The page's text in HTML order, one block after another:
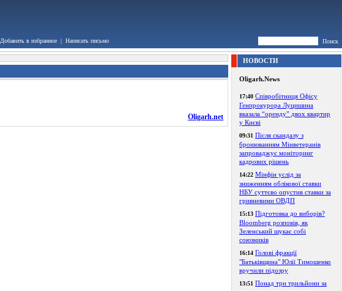
Добавить в избранное | Написать письмо Поиск
Oligarh.net
НОВОСТИ
Oligarh.News
17:40 Співробітниця Офісу
Генпрокурора Луцишина
вказала “оренду” двох квартир
у Києві
09:31 Після скандалу з
бронюванням Мінветеранів
запроваджує моніторинг
кадрових рішень
14:22 Мінфін услід за
зниженням облікової ставки
НБУ суттєво опустив ставки за
гривневими ОВДП
15:13 Підготовка до виборів?
Bloomberg розповів, як
Зеленський шукає собі
союзників
16:14 Голові фракції
"Батьківщина" Юлії Тимошенко
вручили підозру
13:51 Понад три трильйони за